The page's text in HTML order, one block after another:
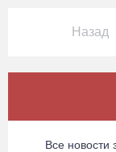
Назад
Все новости